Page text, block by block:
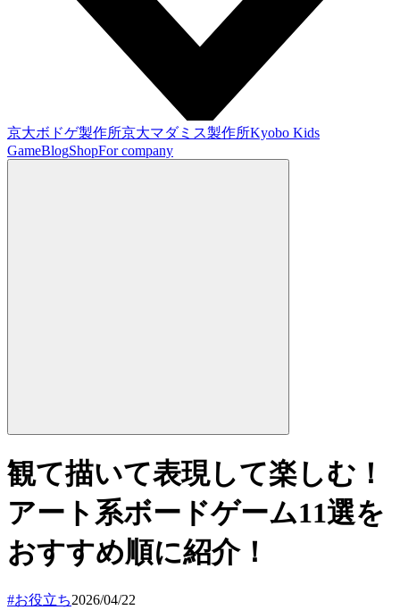
京大ボドゲ製作所京大マダミス製作所Kyobo Kids
GameBlogShopFor company
観て描いて表現して楽しむ！
アート系ボードゲーム11選を
おすすめ順に紹介！
#お役立ち2026/04/22